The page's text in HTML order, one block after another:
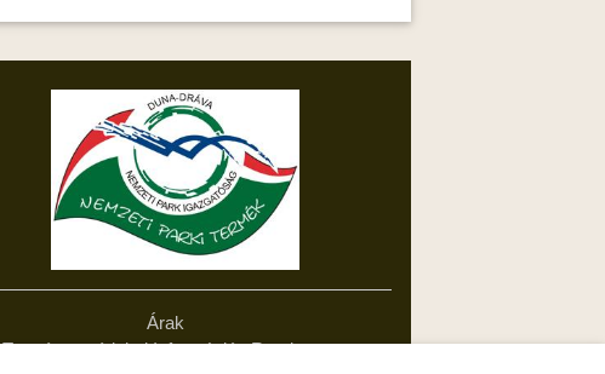
Árak
Természetvédelmi Információs Rendszer